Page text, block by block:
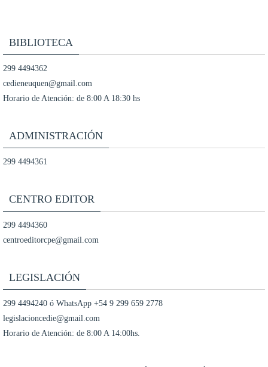
BIBLIOTECA
299 4494362
cedieneuquen@gmail.com
Horario de Atención: de 8:00 A 18:30 hs
ADMINISTRACIÓN
299 4494361
CENTRO EDITOR
299 4494360
centroeditorcpe@gmail.com
LEGISLACIÓN
299 4494240 ó WhatsApp +54 9 299 659 2778
legislacioncedie@gmail.com
Horario de Atención: de 8:00 A 14:00hs.